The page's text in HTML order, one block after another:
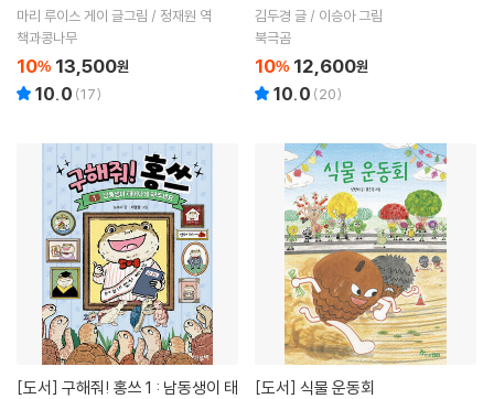
마리 루이스 게이 글그림 / 정재원 역
책과콩나무
10% 13,500원
10.0 (17)
김두경 글 / 이승아 그림
북극곰
10% 12,600원
10.0 (20)
[도서] [도서] 식물 운동회